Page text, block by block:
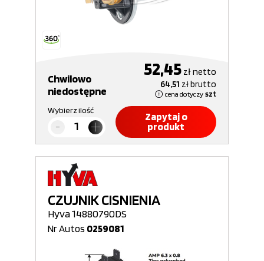
Chwilowo
niedostępne
52,45 złnetto
64,51 złbrutto
cena dotyczy szt
Wybierz ilość
Zapytaj o
produkt
CZUJNIK CISNIENIA
Hyva 14880790DS
Nr Autos 0259081